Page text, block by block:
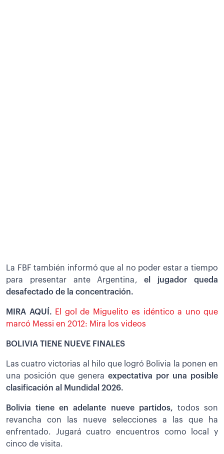
La FBF también informó que al no poder estar a tiempo
para presentar ante Argentina,el jugador queda
desafectado de la concentración.
MIRA AQUÍ. El gol de Miguelito es idéntico a uno que
marcó Messi en 2012: Mira los videos
BOLIVIA TIENE NUEVE FINALES
Las cuatro victorias al hilo que logró Bolivia la ponen en
una posición que genera expectativa por una posible
clasificación al Mundidal 2026.
Bolivia tiene en adelante nueve partidos, todos son
revancha con las nueve selecciones a las que ha
enfrentado. Jugará cuatro encuentros como local y
cinco de visita.